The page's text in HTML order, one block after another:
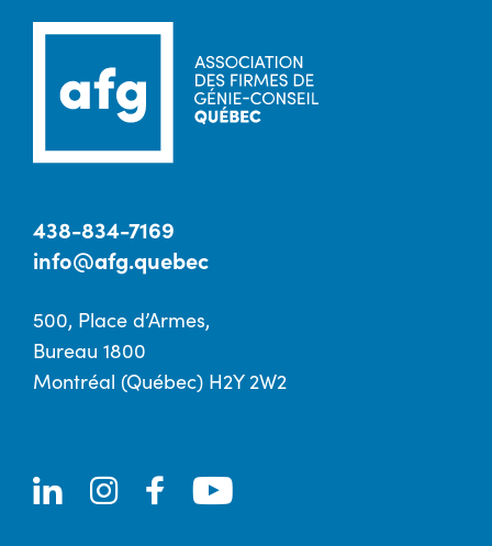
438-834-7169
info@afg.quebec
500, Place d’Armes,
Bureau 1800
Montréal (Québec) H2Y 2W2